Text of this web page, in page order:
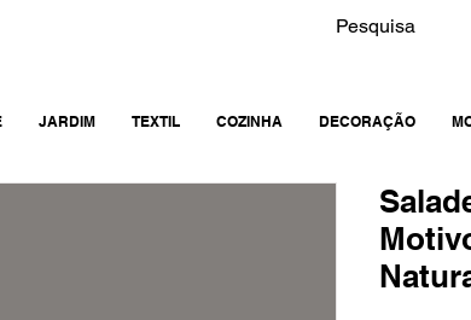
JARDIM TEXTIL COZINHA DECORAÇÃO